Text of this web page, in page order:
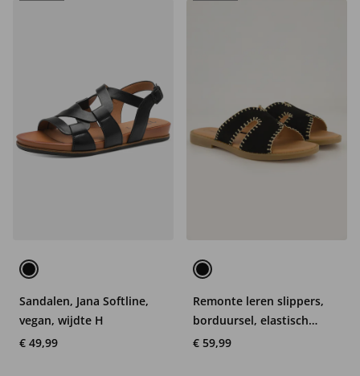
Sandalen, Jana Softline,
vegan, wijdte H
€ 49,99
Remonte leren slippers,
borduursel, elastisch
inzetstuk, wijdte F 1/2
€ 59,99